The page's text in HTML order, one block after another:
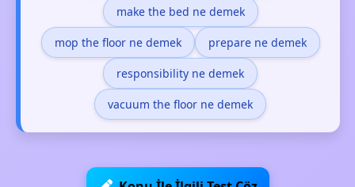
make the bed ne demek
mop the floor ne demek prepare ne demek
responsibility ne demek
vacuum the floor ne demek